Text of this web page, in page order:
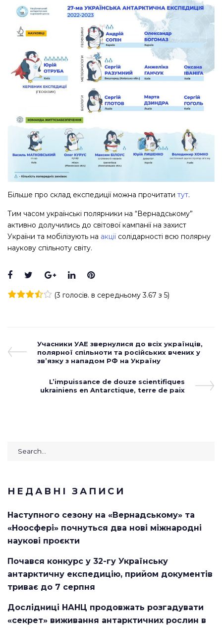
Більше про склад експедиції можна прочитати тут.
Тим часом українські полярники на “Вернадському”
активно долучились до світової кампанії на захист
України та мобілізують на акціїсолідарності всю полярну
наукову спільноту світу.
Facebook
TwitterGoogle+
LinkedInPinterest
(3 голосів. в середньому3.67 з 5)
Навігація
записів
Previous
Post
Учасники УАЕ звернулися до всіх українців,
полярної спільноти та російських вчених у
зв’язку з нападом РФ на Україну
Next
Post
L’impuissance de douze scientifiques
ukrainiens en Antarctique, terre de paix
Search
НЕДАВНІ ЗАПИСИ
Наступного сезону на «Вернадському» та
«Ноосфері» почнуться два нові міжнародні
наукові проєкти
Почався конкурс у 32-гу Українську
антарктичну експедицію, прийом документів
триває до 7 серпня
Дослідниці НАНЦ продовжать розгадувати
«секрет» виживання антарктичних рослин в